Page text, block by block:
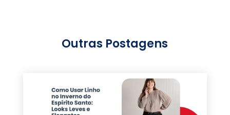
Outras Postagens